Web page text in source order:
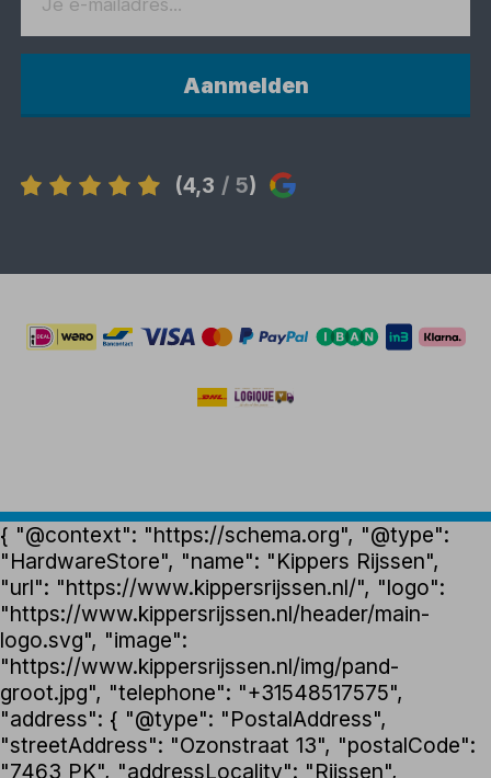
Aanmelden
(4,3 / 5)
{ "@context": "https://schema.org", "@type":
"HardwareStore", "name": "Kippers Rijssen",
"url": "https://www.kippersrijssen.nl/", "logo":
"https://www.kippersrijssen.nl/header/main-
logo.svg", "image":
"https://www.kippersrijssen.nl/img/pand-
groot.jpg", "telephone": "+31548517575",
"address": { "@type": "PostalAddress",
"streetAddress": "Ozonstraat 13", "postalCode":
"7463 PK", "addressLocality": "Rijssen",